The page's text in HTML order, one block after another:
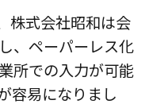
株式会社昭和は会
、ペーパーレス化
所での入力が可能
容易になりまし